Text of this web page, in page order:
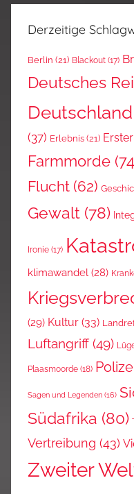
Derzeitige
Berlin (21) Blackout (17)
Deutsches
Deutschland
(37) Erlebnis (21)
Farmmorde
Flucht (62)
Gewalt (78)
Ironie (17)
klimawandel (28)
(29) Kultur (33)
Luftangriff (49)
Plaasmoorde (18)
Sagen und Legenden (16)
Südafrika (80)
Vertreibung (43)
Zweiter